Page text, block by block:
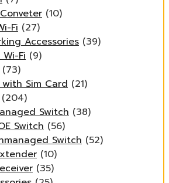
(10)
Fi (27)
Accessories (39)
Fi (9)
(73)
Sim Card (21)
(204)
Switch (38)
Switch (56)
Switch (52)
(10)
(35)